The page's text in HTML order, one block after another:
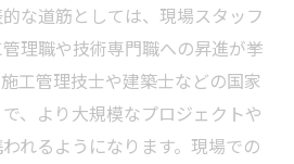
な道筋としては、現場スタッフ
理職や技術専門職への昇進が挙
工管理技士や建築士などの国家
、より大規模なプロジェクトや
れるようになります。現場での